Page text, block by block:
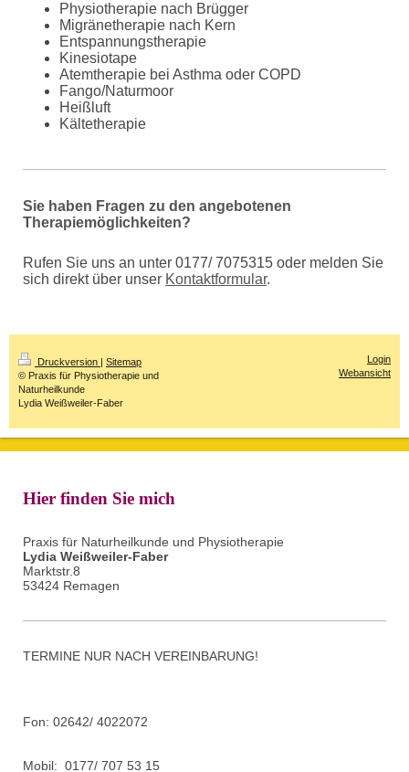
Physiotherapie nach Brügger
Migränetherapie nach Kern
Entspannungstherapie
Kinesiotape
Atemtherapie bei Asthma oder COPD
Fango/Naturmoor
Heißluft
Kältetherapie
Sie haben Fragen zu den angebotenen
Therapiemöglichkeiten?
Rufen Sie uns an unter 0177/ 7075315 oder melden Sie
sich direkt über unser Kontaktformular.
Druckversion | Sitemap
© Praxis für Physiotherapie und
Naturheilkunde
Lydia Weißweiler-Faber
Login
Webansicht
Hier finden Sie mich
Praxis für Naturheilkunde und Physiotherapie
Lydia Weißweiler-Faber
Marktstr.8
53424 Remagen
TERMINE NUR NACH VEREINBARUNG!
Fon: 02642/ 4022072
Mobil: 0177/ 707 53 15